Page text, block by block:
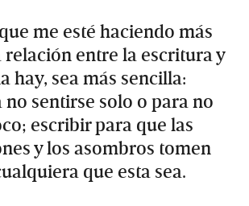
me esté haciendo más
relación entre la escritura y
hay, sea más sencilla:
sentirse solo o para no
escribir para que las
y los asombros tomen
que esta sea.